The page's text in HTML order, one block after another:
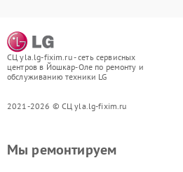
СЦ yla.lg-fixim.ru - сеть сервисных
центров в Йошкар-Оле по ремонту и
обслуживанию техники LG
2021-2026 © СЦ yla.lg-fixim.ru
Мы ремонтируем